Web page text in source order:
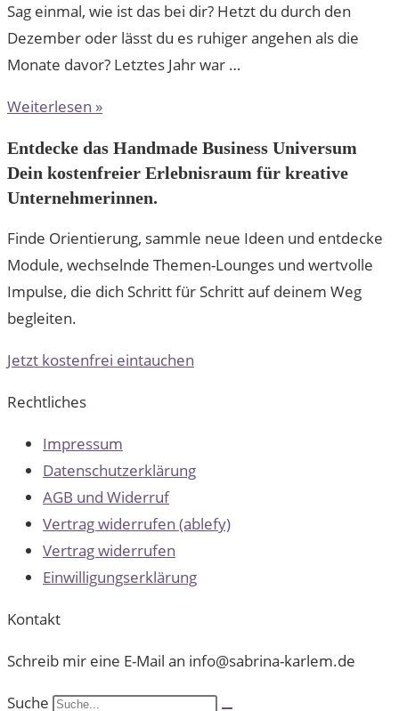
Sag einmal, wie ist das bei dir? Hetzt du durch den
Dezember oder lässt du es ruhiger angehen als die
Monate davor? Letztes Jahr war …
Weiterlesen »
Entdecke das Handmade Business Universum
Dein kostenfreier Erlebnisraum für kreative
Unternehmerinnen.
Finde Orientierung, sammle neue Ideen und entdecke
Module, wechselnde Themen-Lounges und wertvolle
Impulse, die dich Schritt für Schritt auf deinem Weg
begleiten.
Jetzt kostenfrei eintauchen
Rechtliches
Impressum
Datenschutzerklärung
AGB und Widerruf
Vertrag widerrufen (ablefy)
Vertrag widerrufen
Einwilligungserklärung
Kontakt
Schreib mir eine E-Mail an info@sabrina-karlem.de
Suche